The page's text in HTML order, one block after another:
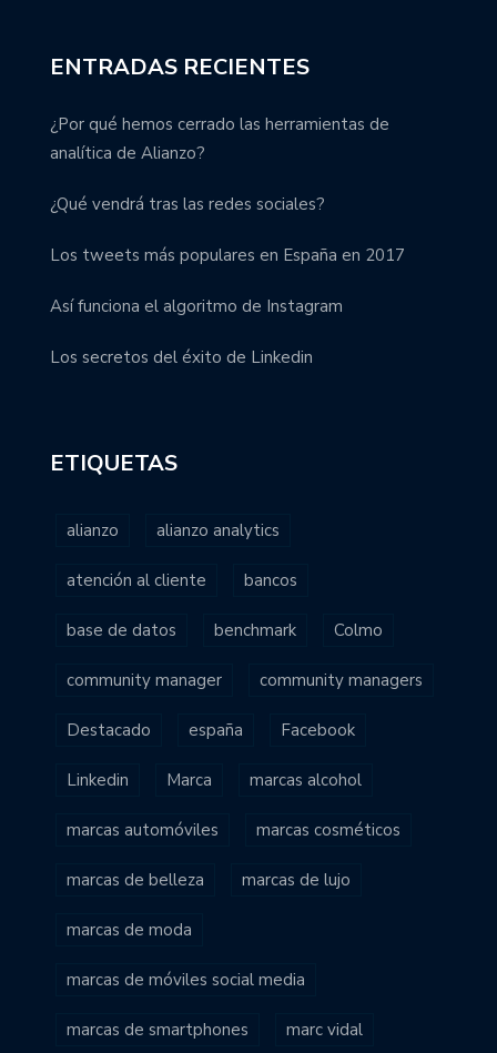
ENTRADAS RECIENTES
¿Por qué hemos cerrado las herramientas de
analítica de Alianzo?
¿Qué vendrá tras las redes sociales?
Los tweets más populares en España en 2017
Así funciona el algoritmo de Instagram
Los secretos del éxito de Linkedin
ETIQUETAS
alianzo alianzo analytics
atención al cliente bancos
base de datos benchmark Colmo
community manager community managers
Destacado españa Facebook
Linkedin Marca marcas alcohol
marcas automóviles marcas cosméticos
marcas de belleza marcas de lujo
marcas de moda
marcas de móviles social media
marcas de smartphones marc vidal